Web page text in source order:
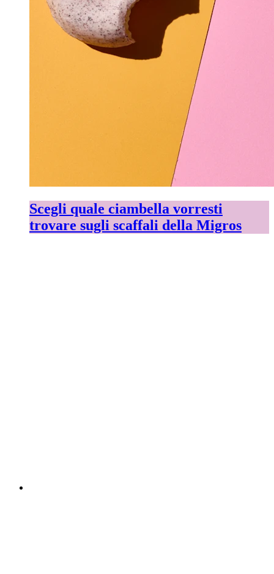
Scegli quale ciambella vorresti
trovare sugli scaffali della Migros